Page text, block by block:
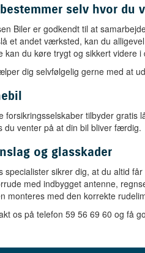
selv hvor du
Biler er godkendt til at
et andet værksted, kan du
kan du køre trygt og sikkert videre
dig selvfølgelig gerne med at
forsikringsselskaber tilbyder gratis
du venter på at din bil bliver færdig.
og glasskader
specialister sikrer dig, at du altid
med indbygget antenne,
monteres med den korrekte
os på telefon 59 56 69 60 og få